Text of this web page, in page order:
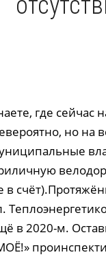
где сейчас
но на
в
в 2020-м.